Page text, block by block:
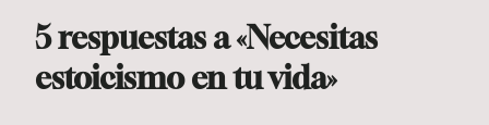
5 respuestas a «Necesitas
estoicismo en tu vida»